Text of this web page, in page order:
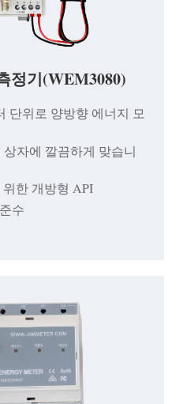
정기(WEM3080)
단위로 양방향 에너지 모
자에 깔끔하게 맞습니
한 개방형 API
수